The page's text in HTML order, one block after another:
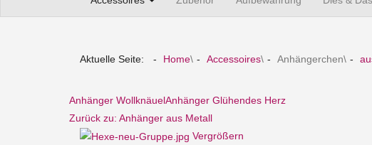
Aktuelle Seite: Home\ Accessoires\ Anhängerchen\
Anhänger WollknäuelAnhänger Glühendes Herz
Zurück zu: Anhänger aus Metall
Vergrößern